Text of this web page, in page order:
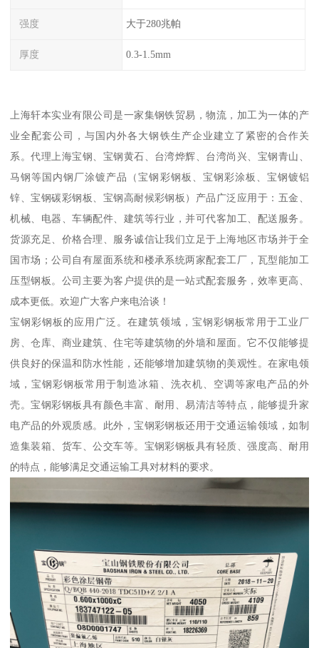
强度 大于280兆帕
厚度 0.3-1.5mm
上海轩本实业有限公司是一家集钢铁贸易，物流，加工为一体的产
业全配套公司，与国内外各大钢铁生产企业建立了紧密的合作关
系。代理上海宝钢、宝钢黄石、台湾烨辉、台湾尚兴、宝钢青山、
马钢等国内钢厂涂镀产品（宝钢彩钢板、宝钢彩涂板、宝钢镀铝
锌、宝钢碳彩钢板、宝钢高耐候彩钢板）产品广泛应用于：五金、
机械、电器、车辆配件、建筑等行业，并可代客加工、配送服务。
货源充足、价格合理、服务诚信让我们立足于上海地区市场并于全
国市场；公司自有屋面系统和楼承系统两家配套工厂，瓦型能加工
压型钢板。公司主要为客户提供的是一站式配套服务，效率更高、
成本更低。欢迎广大客户来电洽谈！
宝钢彩钢板的应用广泛。在建筑领域，宝钢彩钢板常用于工业厂
房、仓库、商业建筑、住宅等建筑物的外墙和屋面。它不仅能够提
供良好的保温和防水性能，还能够增加建筑物的美观性。在家电领
域，宝钢彩钢板常用于制造冰箱、洗衣机、空调等家电产品的外
壳。宝钢彩钢板具有颜色丰富、耐用、易清洁等特点，能够提升家
电产品的外观质感。此外，宝钢彩钢板还用于交通运输领域，如制
造集装箱、货车、公交车等。宝钢彩钢板具有轻质、强度高、耐用
的特点，能够满足交通运输工具对材料的要求。